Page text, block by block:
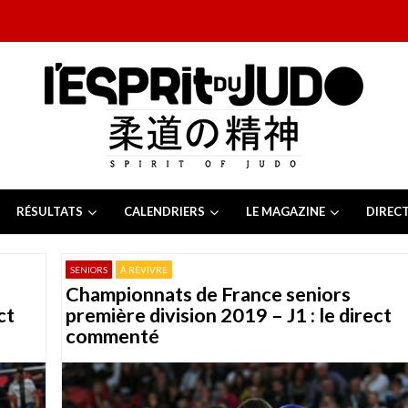
RÉSULTATS CALENDRIERS LE MAGAZINE
juillet 2026
juillet 2026
13 juillet 2026
Tchèque 20266 juillet 2026
SENIORS À REVIVRE
Championnats de France seniors
première division 2019 – J1 : le direct
commenté